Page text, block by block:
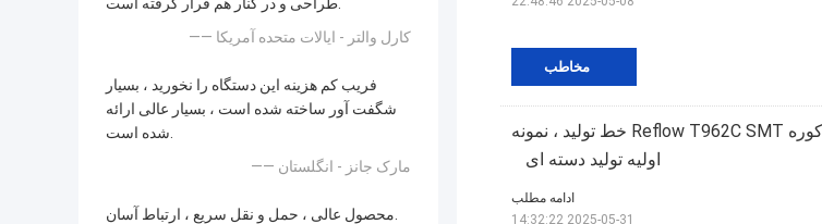
طراحی و در کنار هم قرار گرفته است.
—— کارل والتر - ایالات متحده آمریکا
فریب کم هزینه این دستگاه را نخورید ، بسیار
شگفت آور ساخته شده است ، بسیار عالی ارائه
شده است.
—— مارک جانز - انگلستان
محصول عالی ، حمل و نقل سریع ، ارتباط آسان.
مخاطب
29 فیدر CHMT48VA + چاپگر استنسیل + کوره Reflow T962C SMT خط تولید ، نمونه
اولیه تولید دسته ای
ادامه مطلب
2025-05-31 14:32:22